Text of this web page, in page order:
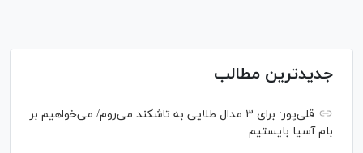
جدیدترین مطالب
قلی‌پور: برای ۳ مدال طلایی به تاشکند می‌روم/ می‌خواهیم بر
بام آسیا بایستیم